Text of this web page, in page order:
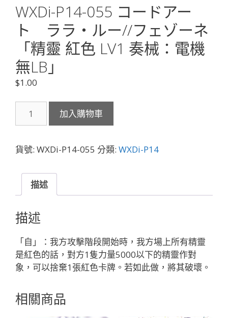
WXDi-P14-055 コードアー
ト ララ・ルー//フェゾーネ
「精靈 紅色 LV1 奏械：電機
無LB」
$1.00
P14-
コ
ド
ー
ト
ラ
ラ・
ル
ー//
フ
ゾ
加入購物車
貨號: WXDi-P14-055 分類: WXDi-P14
描述
描述
「自」：我方攻擊階段開始時，我方場上所有精靈
是紅色的話，對方1隻力量5000以下的精靈作對
象，可以捨棄1張紅色卡牌。若如此做，將其破壞。
相關商品